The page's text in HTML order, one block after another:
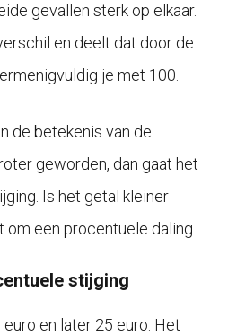
gevallen sterk op elkaar.
en deelt dat door de
je met 100.
de betekenis van de
geworden, dan gaat het
Is het getal kleiner
om een procentuele daling.
stijging
en later 25 euro. Het